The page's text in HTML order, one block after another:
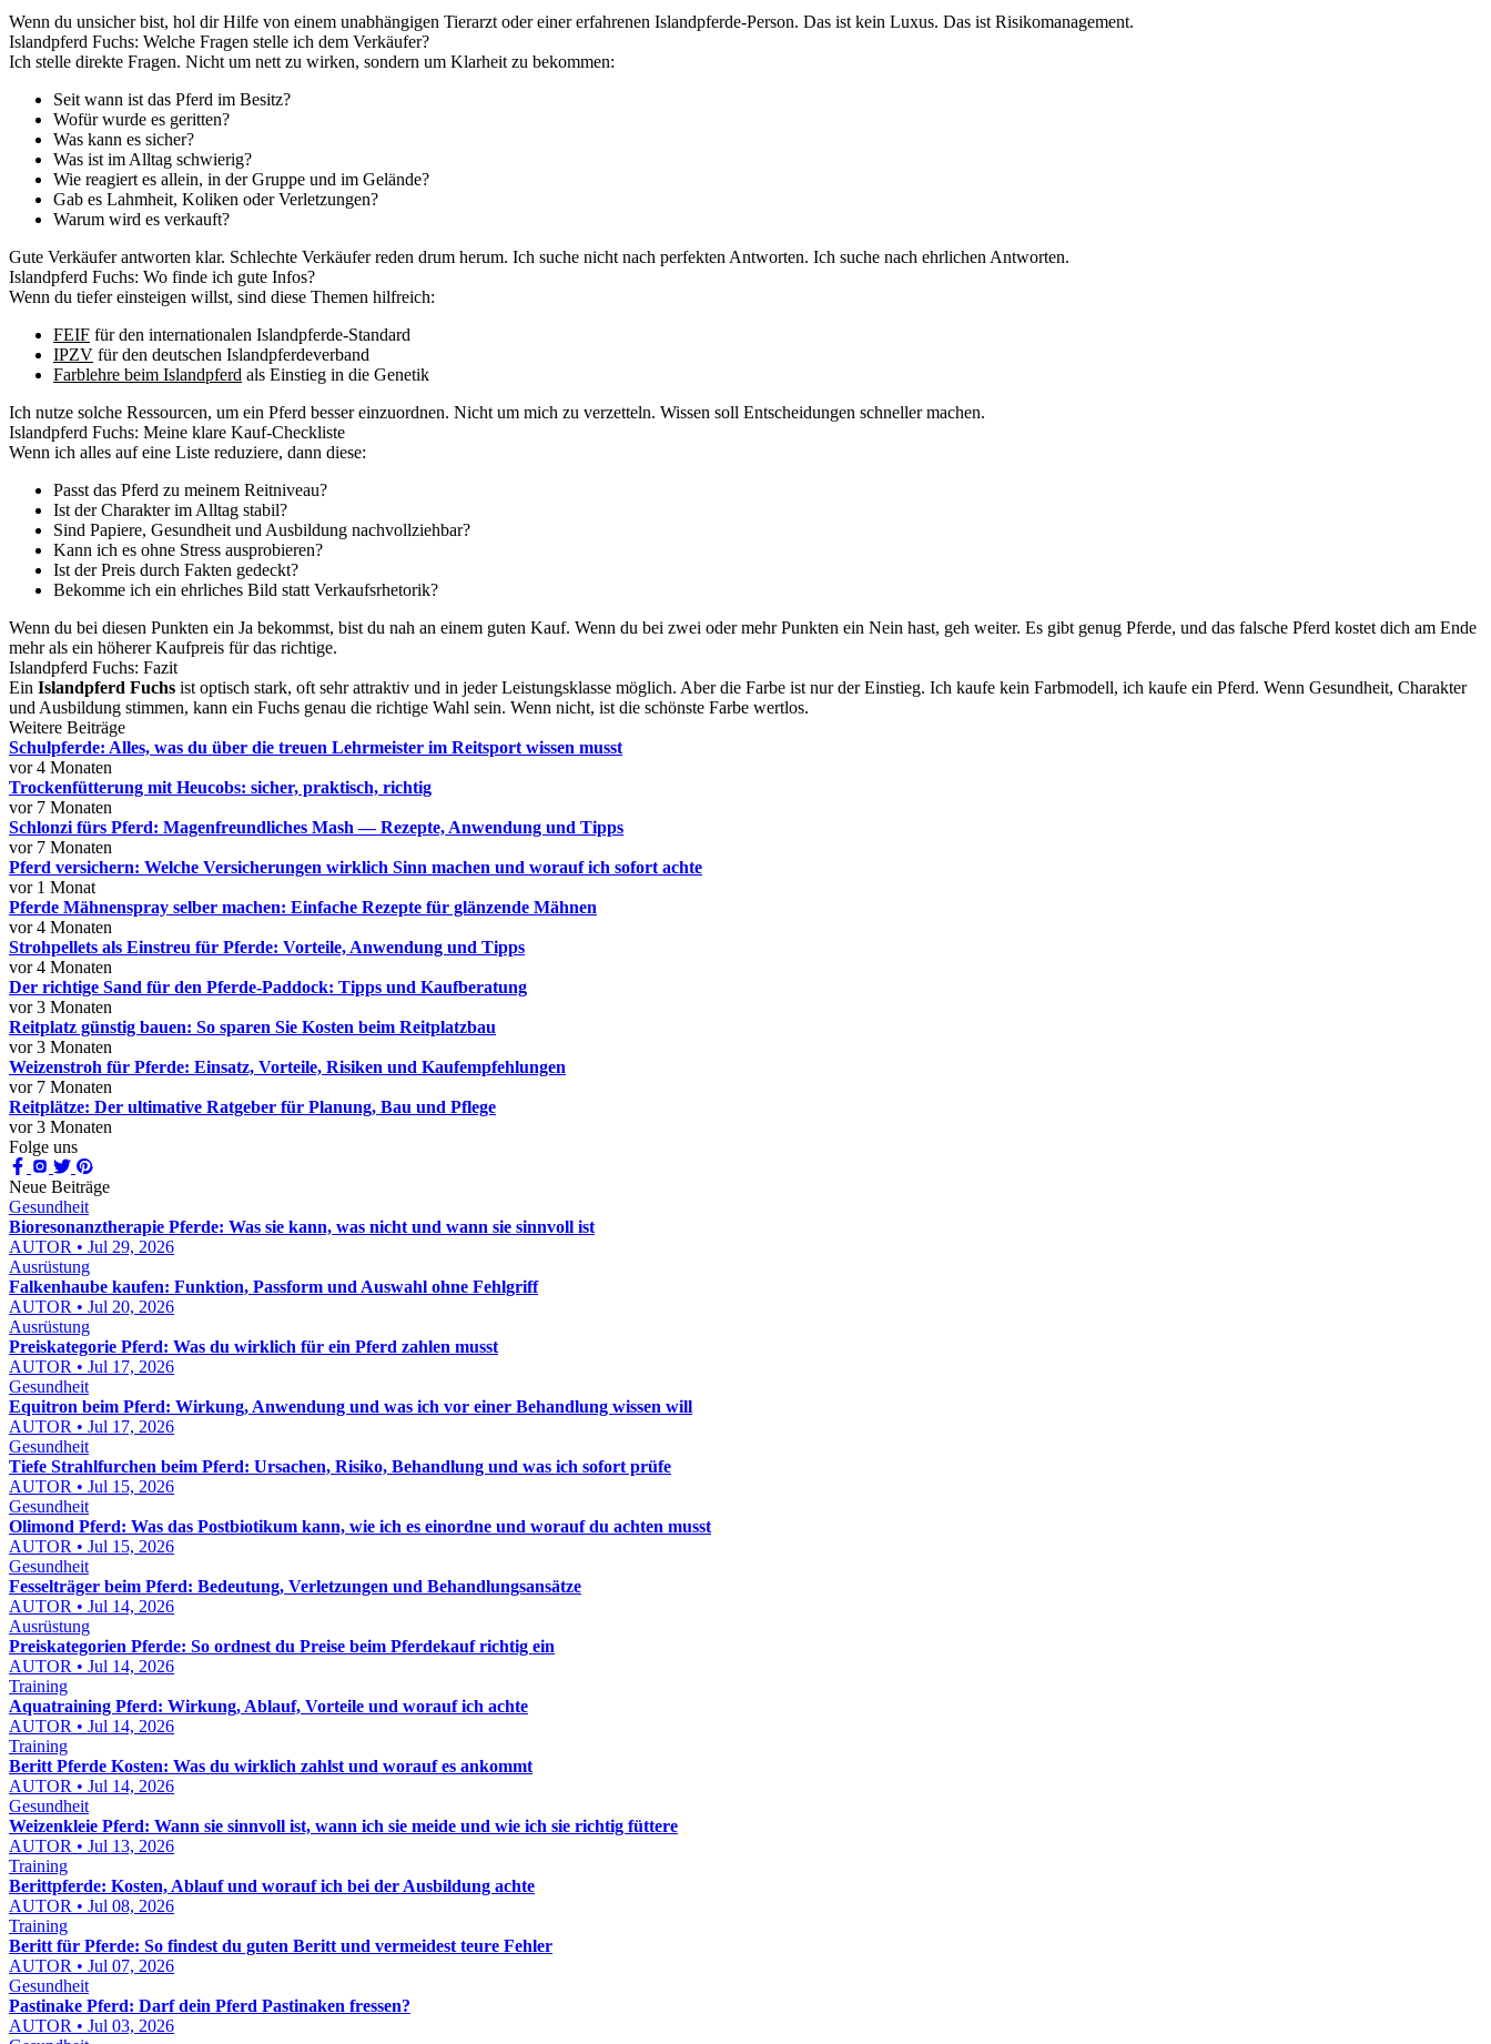
Wenn du unsicher bist, hol dir Hilfe von einem unabhängigen Tierarzt oder einer erfahrenen Islandpferde-Person. Das ist kein Luxus. Das ist Risikomanagement.
Islandpferd Fuchs: Welche Fragen stelle ich dem Verkäufer?
Ich stelle direkte Fragen. Nicht um nett zu wirken, sondern um Klarheit zu bekommen:
Seit wann ist das Pferd im Besitz?
Wofür wurde es geritten?
Was kann es sicher?
Was ist im Alltag schwierig?
Wie reagiert es allein, in der Gruppe und im Gelände?
Gab es Lahmheit, Koliken oder Verletzungen?
Warum wird es verkauft?
Gute Verkäufer antworten klar. Schlechte Verkäufer reden drum herum. Ich suche nicht nach perfekten Antworten. Ich suche nach ehrlichen Antworten.
Islandpferd Fuchs: Wo finde ich gute Infos?
Wenn du tiefer einsteigen willst, sind diese Themen hilfreich:
FEIF für den internationalen Islandpferde-Standard
IPZV für den deutschen Islandpferdeverband
Farblehre beim Islandpferd als Einstieg in die Genetik
Ich nutze solche Ressourcen, um ein Pferd besser einzuordnen. Nicht um mich zu verzetteln. Wissen soll Entscheidungen schneller machen.
Islandpferd Fuchs: Meine klare Kauf-Checkliste
Wenn ich alles auf eine Liste reduziere, dann diese:
Passt das Pferd zu meinem Reitniveau?
Ist der Charakter im Alltag stabil?
Sind Papiere, Gesundheit und Ausbildung nachvollziehbar?
Kann ich es ohne Stress ausprobieren?
Ist der Preis durch Fakten gedeckt?
Bekomme ich ein ehrliches Bild statt Verkaufsrhetorik?
Wenn du bei diesen Punkten ein Ja bekommst, bist du nah an einem guten Kauf. Wenn du bei zwei oder mehr Punkten ein Nein hast, geh weiter. Es gibt genug Pferde, und das falsche Pferd kostet dich am Ende
mehr als ein höherer Kaufpreis für das richtige.
Islandpferd Fuchs: Fazit
Ein Islandpferd Fuchs ist optisch stark, oft sehr attraktiv und in jeder Leistungsklasse möglich. Aber die Farbe ist nur der Einstieg. Ich kaufe kein Farbmodell, ich kaufe ein Pferd. Wenn Gesundheit, Charakter
und Ausbildung stimmen, kann ein Fuchs genau die richtige Wahl sein. Wenn nicht, ist die schönste Farbe wertlos.
Weitere Beiträge
Schulpferde: Alles, was du über die treuen Lehrmeister im Reitsport wissen musst
vor 4 Monaten
Trockenfütterung mit Heucobs: sicher, praktisch, richtig
vor 7 Monaten
Schlonzi fürs Pferd: Magenfreundliches Mash — Rezepte, Anwendung und Tipps
vor 7 Monaten
Pferd versichern: Welche Versicherungen wirklich Sinn machen und worauf ich sofort achte
vor 1 Monat
Pferde Mähnenspray selber machen: Einfache Rezepte für glänzende Mähnen
vor 4 Monaten
Strohpellets als Einstreu für Pferde: Vorteile, Anwendung und Tipps
vor 4 Monaten
Der richtige Sand für den Pferde-Paddock: Tipps und Kaufberatung
vor 3 Monaten
Reitplatz günstig bauen: So sparen Sie Kosten beim Reitplatzbau
vor 3 Monaten
Weizenstroh für Pferde: Einsatz, Vorteile, Risiken und Kaufempfehlungen
vor 7 Monaten
Reitplätze: Der ultimative Ratgeber für Planung, Bau und Pflege
vor 3 Monaten
Folge uns
Neue Beiträge
Gesundheit
Bioresonanztherapie Pferde: Was sie kann, was nicht und wann sie sinnvoll ist
AUTOR • Jul 29, 2026
Ausrüstung
Falkenhaube kaufen: Funktion, Passform und Auswahl ohne Fehlgriff
AUTOR • Jul 20, 2026
Ausrüstung
Preiskategorie Pferd: Was du wirklich für ein Pferd zahlen musst
AUTOR • Jul 17, 2026
Gesundheit
Equitron beim Pferd: Wirkung, Anwendung und was ich vor einer Behandlung wissen will
AUTOR • Jul 17, 2026
Gesundheit
Tiefe Strahlfurchen beim Pferd: Ursachen, Risiko, Behandlung und was ich sofort prüfe
AUTOR • Jul 15, 2026
Gesundheit
Olimond Pferd: Was das Postbiotikum kann, wie ich es einordne und worauf du achten musst
AUTOR • Jul 15, 2026
Gesundheit
Fesselträger beim Pferd: Bedeutung, Verletzungen und Behandlungsansätze
AUTOR • Jul 14, 2026
Ausrüstung
Preiskategorien Pferde: So ordnest du Preise beim Pferdekauf richtig ein
AUTOR • Jul 14, 2026
Training
Aquatraining Pferd: Wirkung, Ablauf, Vorteile und worauf ich achte
AUTOR • Jul 14, 2026
Training
Beritt Pferde Kosten: Was du wirklich zahlst und worauf es ankommt
AUTOR • Jul 14, 2026
Gesundheit
Weizenkleie Pferd: Wann sie sinnvoll ist, wann ich sie meide und wie ich sie richtig füttere
AUTOR • Jul 13, 2026
Training
Berittpferde: Kosten, Ablauf und worauf ich bei der Ausbildung achte
AUTOR • Jul 08, 2026
Training
Beritt für Pferde: So findest du guten Beritt und vermeidest teure Fehler
AUTOR • Jul 07, 2026
Gesundheit
Pastinake Pferd: Darf dein Pferd Pastinaken fressen?
AUTOR • Jul 03, 2026